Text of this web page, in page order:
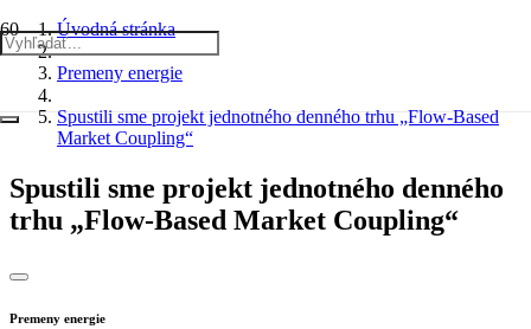
Úvodná stránka
Premeny energie
Spustili sme projekt jednotného denného trhu „Flow-Based
Market Coupling“
Spustili sme projekt jednotného denného
trhu „Flow-Based Market Coupling“
Premeny energie